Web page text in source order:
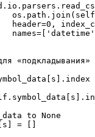
header=0,
«подкладывания»
to None
= []